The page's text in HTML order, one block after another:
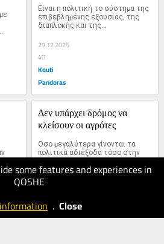
some features and experiences in
QOSHE
. Close
Είναι η πολιτική το σύστηµα της
επιβεβληµένης εξουσίας, της
διαπλοκής και της...
29.12.2025
40
Kouti
Pandoras
Δεν υπάρχει δρόμος να
κλείσουν οι αγρότες
Οσο µεγαλύτερα γίνονται τα
πολιτικά αδιέξοδα τόσο στην
καθηµερινότητα θα...
22.12.2025
Documento